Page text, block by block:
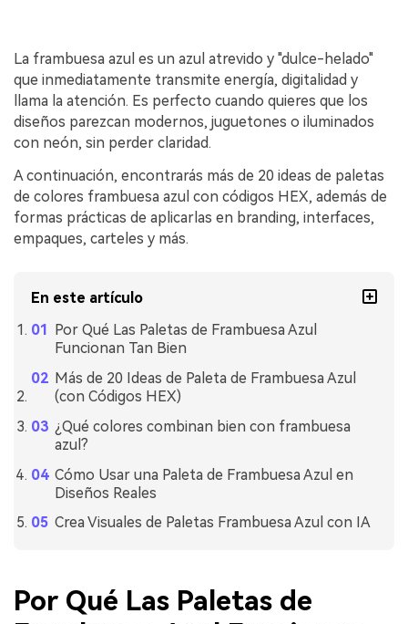
La frambuesa azul es un azul atrevido y "dulce-helado"
que inmediatamente transmite energía, digitalidad y
llama la atención. Es perfecto cuando quieres que los
diseños parezcan modernos, juguetones o iluminados
con neón, sin perder claridad.
A continuación, encontrarás más de 20 ideas de paletas
de colores frambuesa azul con códigos HEX, además de
formas prácticas de aplicarlas en branding, interfaces,
empaques, carteles y más.
En este artículo
Por Qué Las Paletas de Frambuesa Azul
Funcionan Tan Bien
Más de 20 Ideas de Paleta de Frambuesa Azul
(con Códigos HEX)
¿Qué colores combinan bien con frambuesa
azul?
Cómo Usar una Paleta de Frambuesa Azul en
Diseños Reales
Crea Visuales de Paletas Frambuesa Azul con IA
Por Qué Las Paletas de